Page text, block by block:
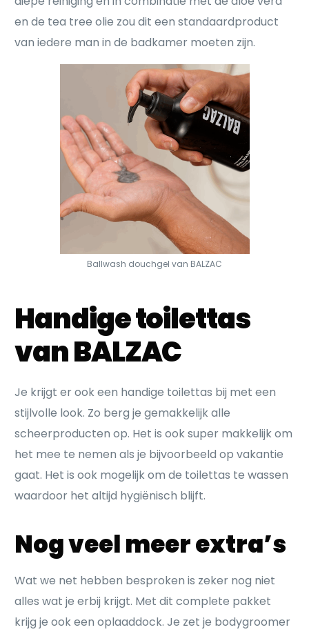
en de tea tree olie zou dit een standaardproduct
van iedere man in de badkamer moeten zijn.
Ballwash douchgel van BALZAC
Handige toilettas
van BALZAC
Je krijgt er ook een handige toilettas bij met een
stijlvolle look. Zo berg je gemakkelijk alle
scheerproducten op. Het is ook super makkelijk om
het mee te nemen als je bijvoorbeeld op vakantie
gaat. Het is ook mogelijk om de toilettas te wassen
waardoor het altijd hygiënisch blijft.
Nog veel meer extra’s
Wat we net hebben besproken is zeker nog niet
alles wat je erbij krijgt. Met dit complete pakket
krijg je ook een oplaaddock. Je zet je bodygroomer